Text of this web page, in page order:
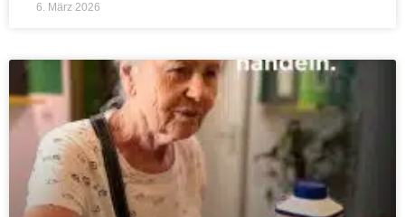
6. März 2026